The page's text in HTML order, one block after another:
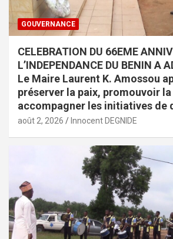
GOUVERNANCE
CELEBRATION DU 66EME
L’INDEPENDANCE DU BENIN A
Le Maire Laurent K. Amossou
préserver la paix, promouvoir
accompagner les initiatives de
août 2, 2026 Innocent DEGNIDE